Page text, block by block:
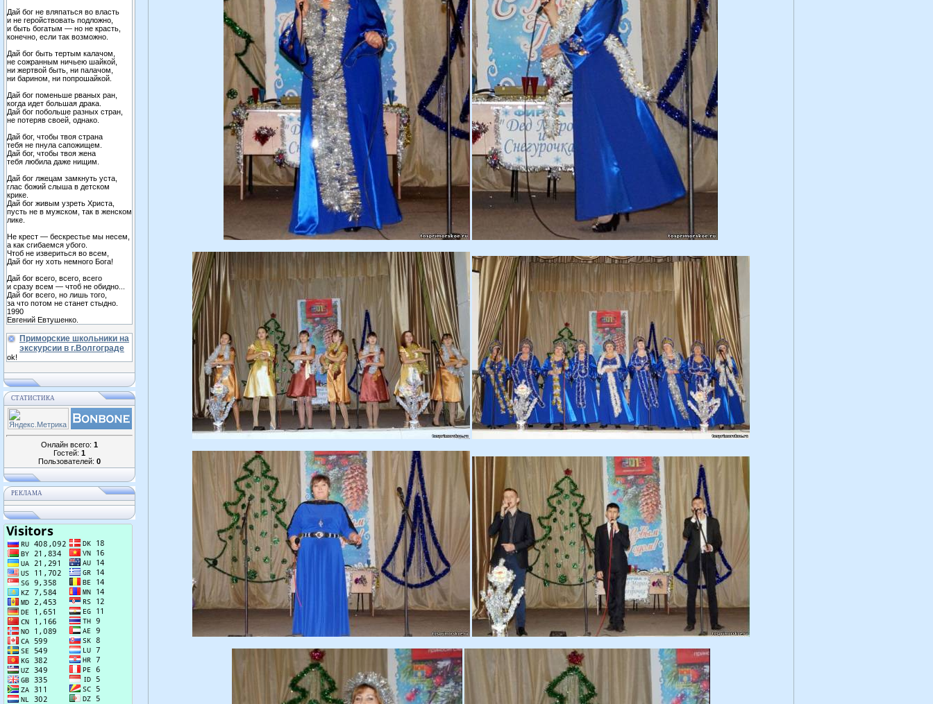
Дай бог не вляпаться во власть
и не геройствовать подложно,
и быть богатым — но не красть,
конечно, если так возможно.
Дай бог быть тертым калачом,
не сожранным ничьею шайкой,
ни жертвой быть, ни палачом,
ни барином, ни попрошайкой.
Дай бог поменьше рваных ран,
когда идет большая драка.
Дай бог побольше разных стран,
не потеряв своей, однако.
Дай бог, чтобы твоя страна
тебя не пнула сапожищем.
Дай бог, чтобы твоя жена
тебя любила даже нищим.
Дай бог лжецам замкнуть уста,
глас божий слыша в детском
крике.
Дай бог живым узреть Христа,
пусть не в мужском, так в женском
лике.
Не крест — бескрестье мы несем,
а как сгибаемся убого.
Чтоб не извериться во всем,
Дай бог ну хоть немного Бога!
Дай бог всего, всего, всего
и сразу всем — чтоб не обидно...
Дай бог всего, но лишь того,
за что потом не станет стыдно.
1990
Евгений Евтушенко.
Приморские школьники на
экскурсии в г.Волгограде
ok!
СТАТИСТИКА
Онлайн всего: 1
Гостей: 1
Пользователей: 0
РЕКЛАМА